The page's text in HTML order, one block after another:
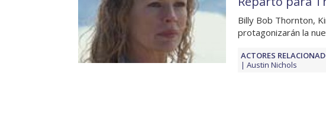
Billy Bob Thornton,
protagonizarán la
ACTORES
Austin Nichols